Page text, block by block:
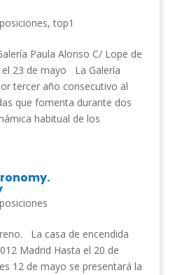
,top1
Paula Alonso C/ Lope de
el 23 de mayo La Galería
tercer año consecutivo al
que fomenta durante dos
habitual de los
La casa de encendida
Madrid Hasta el 20 de
12 de mayo se presentará la